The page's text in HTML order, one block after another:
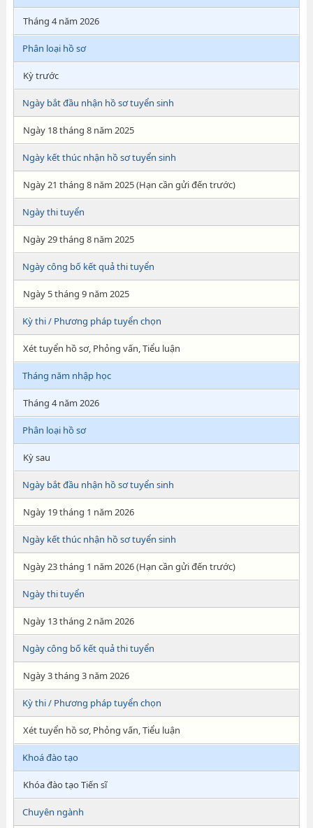
Tháng 4 năm 2026
Phân loại hồ sơ
Kỳ trước
Ngày bắt đầu nhận hồ sơ tuyển sinh
Ngày 18 tháng 8 năm 2025
Ngày kết thúc nhận hồ sơ tuyển sinh
Ngày 21 tháng 8 năm 2025 (Hạn cần gửi đến trước)
Ngày thi tuyển
Ngày 29 tháng 8 năm 2025
Ngày công bố kết quả thi tuyển
Ngày 5 tháng 9 năm 2025
Kỳ thi / Phương pháp tuyển chọn
Xét tuyển hồ sơ, Phỏng vấn, Tiểu luận
Tháng năm nhập học
Tháng 4 năm 2026
Phân loại hồ sơ
Kỳ sau
Ngày bắt đầu nhận hồ sơ tuyển sinh
Ngày 19 tháng 1 năm 2026
Ngày kết thúc nhận hồ sơ tuyển sinh
Ngày 23 tháng 1 năm 2026 (Hạn cần gửi đến trước)
Ngày thi tuyển
Ngày 13 tháng 2 năm 2026
Ngày công bố kết quả thi tuyển
Ngày 3 tháng 3 năm 2026
Kỳ thi / Phương pháp tuyển chọn
Xét tuyển hồ sơ, Phỏng vấn, Tiểu luận
Khoá đào tạo
Khóa đào tạo Tiến sĩ
Chuyên ngành